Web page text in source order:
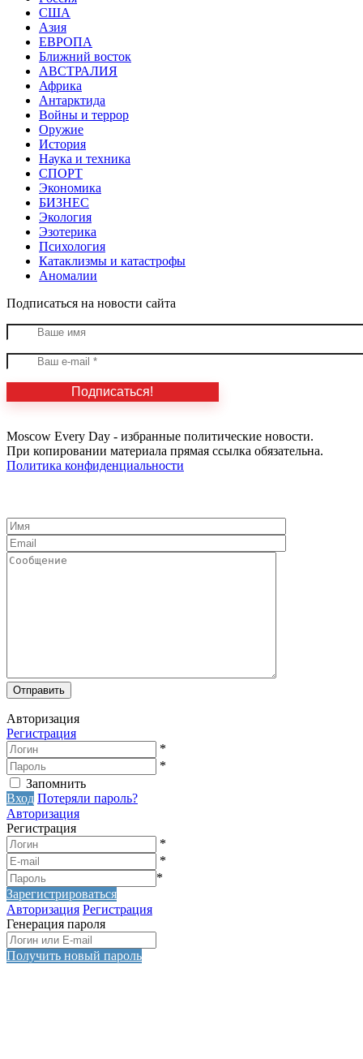
США
Азия
ЕВРОПА
Ближний восток
АВСТРАЛИЯ
Африка
Антарктида
Войны и террор
Оружие
История
Наука и техника
СПОРТ
Экономика
БИЗНЕС
Экология
Эзотерика
Психология
Катаклизмы и катастрофы
Аномалии
Подписаться на новости сайта
Moscow Every Day - избранные политические новости.
При копировании материала прямая ссылка обязательна.
Политика конфиденциальности
Авторизация
Регистрация
*
*
Запомнить
Вход Потеряли пароль?
Авторизация
Регистрация
*
*
*
Зарегистрироваться
Авторизация Регистрация
Генерация пароля
Получить новый пароль